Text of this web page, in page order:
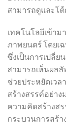
สามารถดูและโ
เทคโนโลยีเข้า
ภาพยนตร์ โดยเ
ซึ่งเป็นการเปลี่
สามารถเห็นผล
ช่วยประหยัดเวล
สร้างสรรค์อย่า
ความคิดสร้างส
กระบวนการสร้